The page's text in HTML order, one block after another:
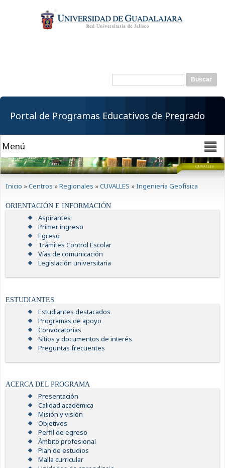
contenido
principal
Formulario de
Buscar
Portal de Programas Educativos de Pregrado
Inicio »Centros »Regionales »CUVALLES »Ingeniería Geofísica
ORIENTACIÓN E INFORMACIÓN
Aspirantes
Primer ingreso
Egreso
Trámites Control Escolar
Vías de comunicación
Legislación universitaria
ESTUDIANTES
Estudiantes destacados
Programas de apoyo
Convocatorias
Sitios y documentos de interés
Preguntas frecuentes
ACERCA DEL PROGRAMA
Presentación
Calidad académica
Misión y visión
Objetivos
Perfil de egreso
Ámbito profesional
Plan de estudios
Malla curricular